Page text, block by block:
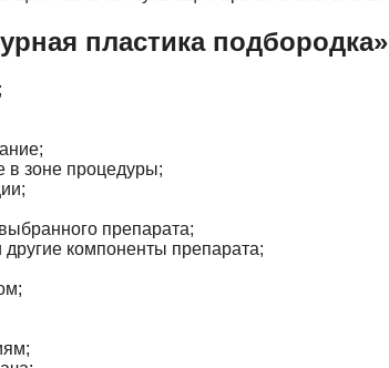
пластика подбородка»
в зоне процедуры;
препарата;
другие компоненты препарата;